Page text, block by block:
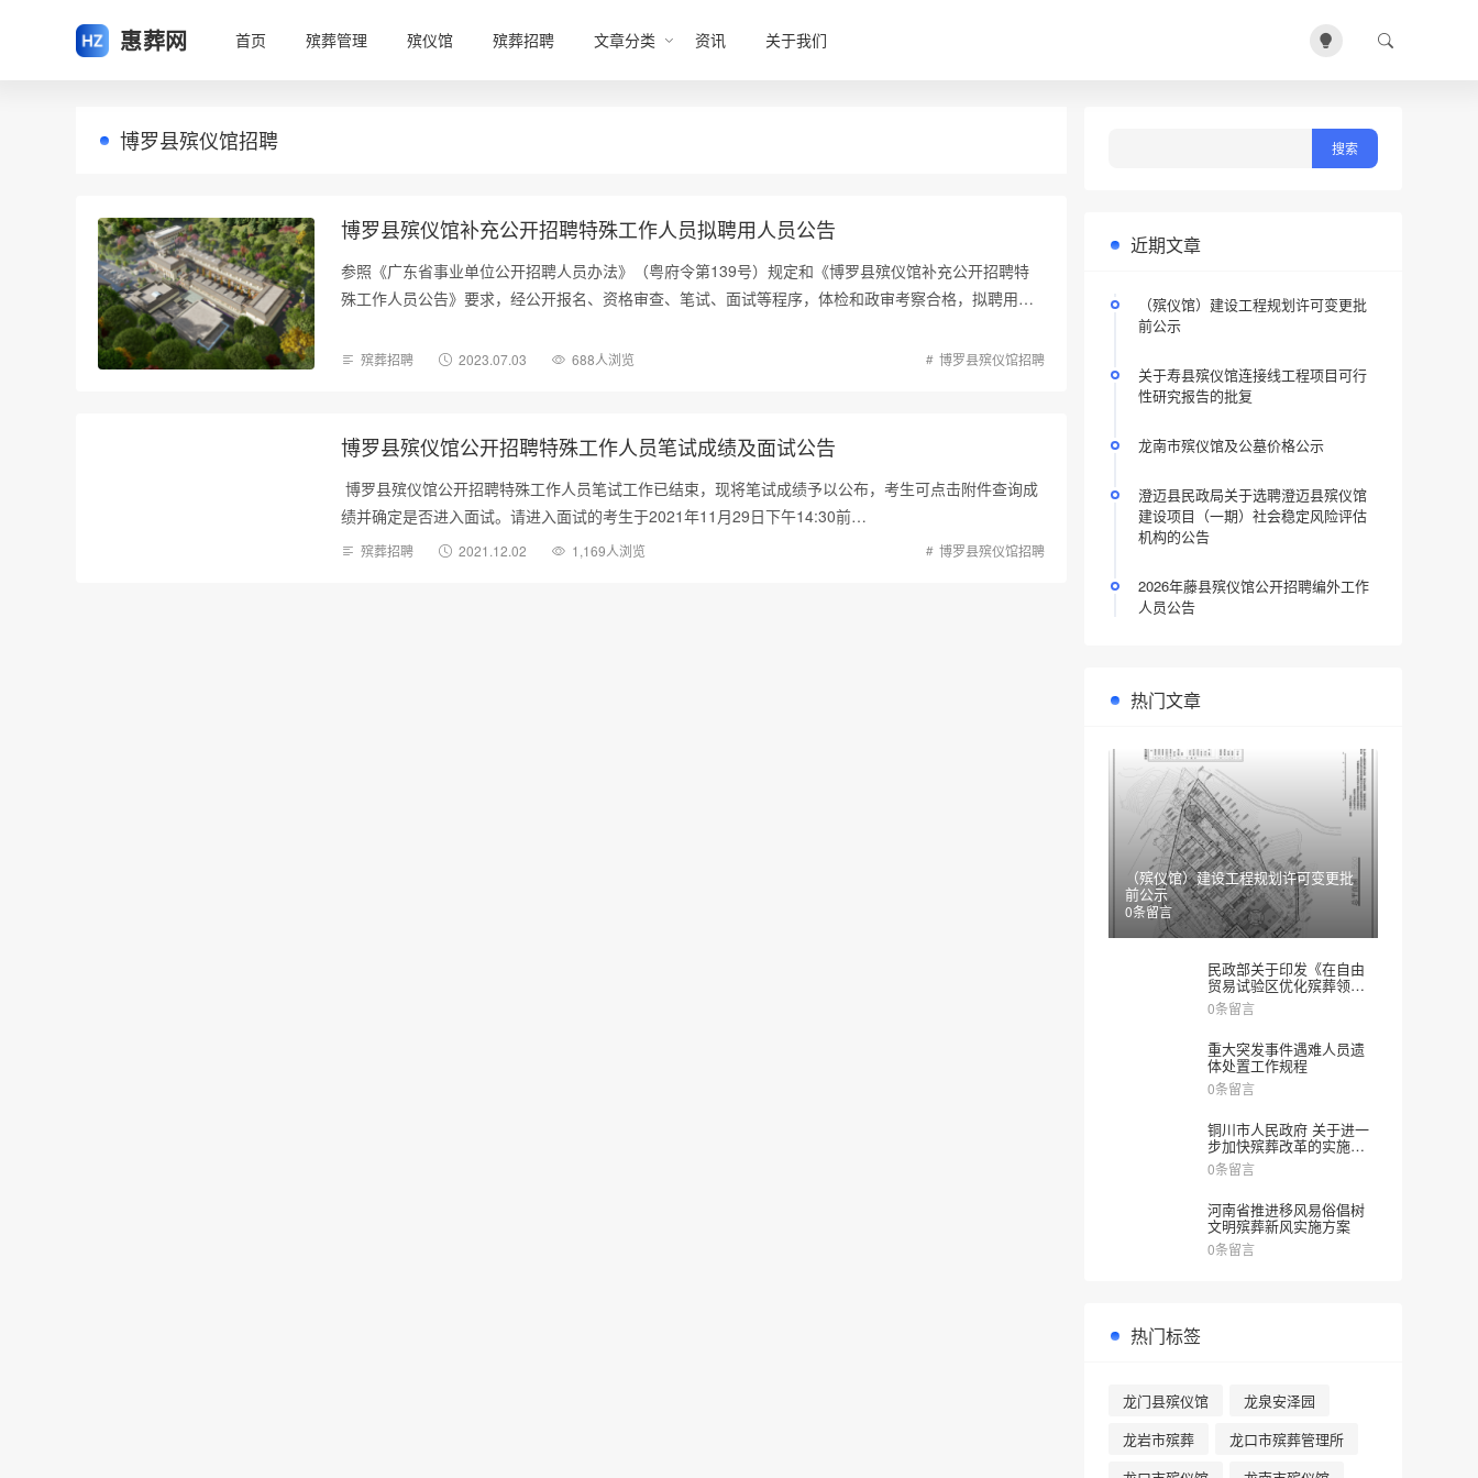
惠葬网 首页 殡葬管理 殡仪馆 殡葬招聘 文章分类 资讯 关于我们
博罗县殡仪馆招聘
博罗县殡仪馆补充公开招聘特殊工作人员拟聘用人员公告
参照《广东省事业单位公开招聘人员办法》（粤府令第139号）规定和《博罗县殡仪馆补充公开招聘特
殊工作人员公告》要求，经公开报名、资格审查、笔试、面试等程序，体检和政审考察合格，拟聘用…
殡葬招聘 2023.07.03 688人浏览 博罗县殡仪馆招聘
博罗县殡仪馆公开招聘特殊工作人员笔试成绩及面试公告
博罗县殡仪馆公开招聘特殊工作人员笔试工作已结束，现将笔试成绩予以公布，考生可点击附件查询成
绩并确定是否进入面试。请进入面试的考生于2021年11月29日下午14:30前…
殡葬招聘 2021.12.02 1,169人浏览 博罗县殡仪馆招聘
近期文章
（殡仪馆）建设工程规划许可变更批
前公示
关于寿县殡仪馆连接线工程项目可行
性研究报告的批复
龙南市殡仪馆及公墓价格公示
澄迈县民政局关于选聘澄迈县殡仪馆
建设项目（一期）社会稳定风险评估
机构的公告
2026年藤县殡仪馆公开招聘编外工作
人员公告
热门文章
（殡仪馆）建设工程规划许可变更批
前公示
0条留言
民政部关于印发《在自由
贸易试验区优化殡葬领域
涉企审批服务实施方案》
的通知
0条留言
重大突发事件遇难人员遗
体处置工作规程
0条留言
铜川市人民政府 关于进一
步加快殡葬改革的实施意
见
0条留言
河南省推进移风易俗倡树
文明殡葬新风实施方案
0条留言
热门标签
龙门县殡仪馆
龙泉安泽园
龙岩市殡葬
龙口市殡葬管理所